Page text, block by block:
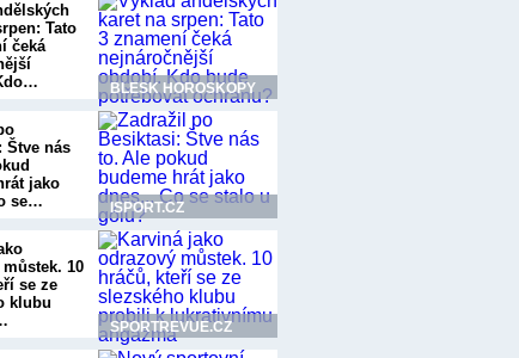
Tato
čeká
BLESK HOROSKOPY
Štve nás
jako
se…
ISPORT.CZ
10
se ze
klubu
SPORTREVUE.CZ